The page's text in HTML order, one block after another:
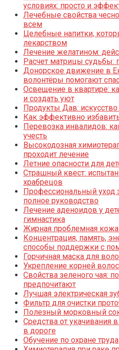
условиях: просто и
Лечебные свойства
всем
Целебные напитки,
лекарством
Лечение желатином:
Расчет матрицы судьбы:
Донорское движение в
волонтёры помогают
Освещение в квартире:
и создать уют
Продукты Дав: искусство
Как эффективно
Перевозка инвалидов:
учесть
Высокодозная
проходит лечение
Летние опасности для
Страшный квест:
храбрецов
Профессиональный уход
полное руководство
Лечение аденоидов у
гимнастика
Жирная проблемная
Концентрация, память,
способы поддержки с
Горчичная маска для
Укрепление корней волос
Свойства зеленого чая:
предпочитают
Лучшая электрическая
Фильтр для очистки
Полезный морковный
Средства от укачивания
в дороге
Обучение по охране труда